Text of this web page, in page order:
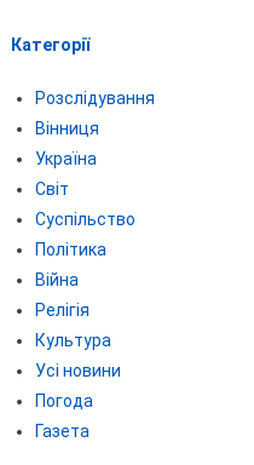
Категорії
Розслідування
Вінниця
Україна
Світ
Суспільство
Політика
Війна
Релігія
Культура
Усі новини
Погода
Газета